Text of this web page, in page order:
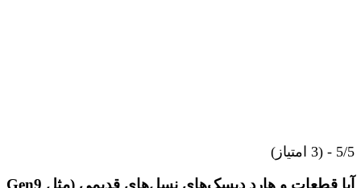
5/5 - (3 امتیاز)
آیا قطعات و هارد دیسک‌های نسل‌های قدیمی (مثل Gen9